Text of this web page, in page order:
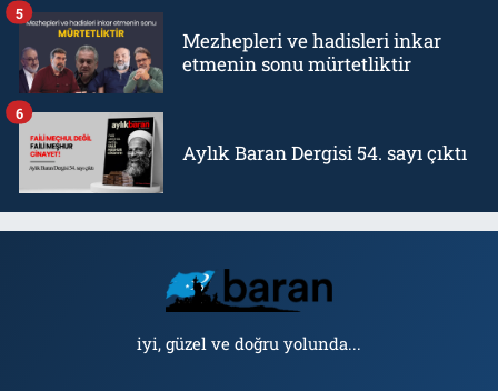
Mezhepleri ve hadisleri inkar
etmenin sonu mürtetliktir
5
Aylık Baran Dergisi 54. sayı çıktı
6
iyi, güzel ve doğru yolunda...